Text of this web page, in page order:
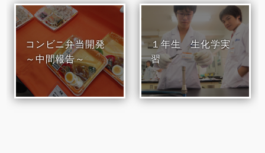
コンビニ弁当開発
～中間報告～
１年生 生化学実
習